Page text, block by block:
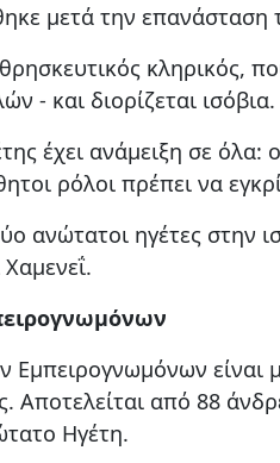
μετά την επανάσταση
κληρικός,
- και διορίζεται ισόβια.
έχει ανάμειξη σε
ρόλοι πρέπει να
ανώτατοι ηγέτες στην
Εμπειρογνωμόνων είναι
Αποτελείται από 88
Ηγέτη.